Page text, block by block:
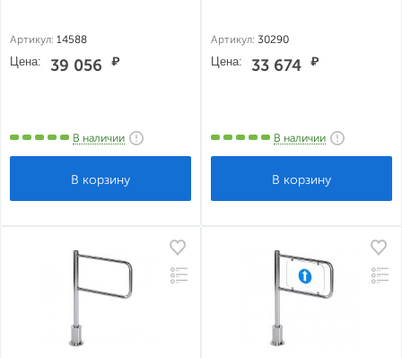
Артикул: 14588
Цена: 39 056 ₽
В наличии
Артикул: 30290
Цена: 33 674 ₽
В наличии